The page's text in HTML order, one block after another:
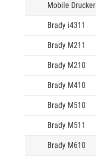
Mobile Drucker
Brady i4311
Brady M211
Brady M210
Brady M410
Brady M510
Brady M511
Brady M610